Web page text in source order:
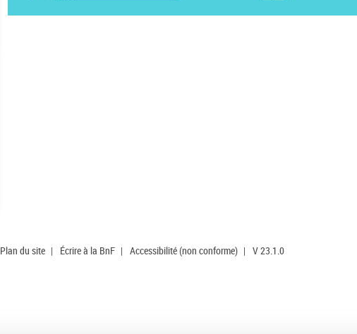
Plan du site | Écrire à la BnF | Accessibilité (non conforme) | V 23.1.0